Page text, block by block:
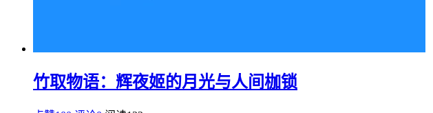
竹取物语：辉夜姬的月光与人间枷锁